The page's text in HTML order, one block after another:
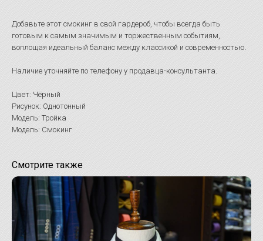
Добавьте этот смокинг в свой гардероб, чтобы всегда быть
готовым к самым значимым и торжественным событиям,
воплощая идеальный баланс между классикой и современностью.
Наличие уточняйте по телефону у продавца-консультанта.
Цвет: Чёрный
Рисунок: Однотонный
Модель: Тройка
Модель: Смокинг
Смотрите также